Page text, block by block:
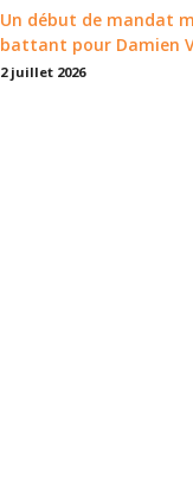
Un début de mandat
battant pour Damien
2 juillet 2026